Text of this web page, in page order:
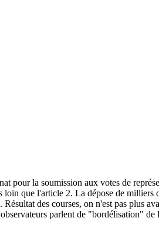
pour la soumission aux votes de
que l'article 2. La dépose de
des courses, on n'est pas plus
parlent de "bordélisation"